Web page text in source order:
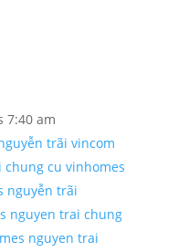
7:40 am
trãi vincom
chung cu vinhomes
nguyễn trãi
nguyen trai chung
nguyen trai